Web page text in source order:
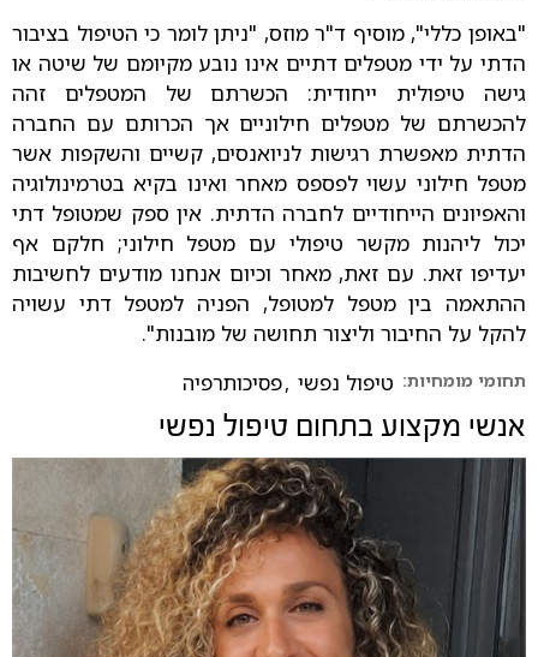
"באופן כללי", מוסיף ד"ר מוזס, "ניתן לומר כי הטיפול בציבור
הדתי על ידי מטפלים דתיים אינו נובע מקיומם של שיטה או
גישה טיפולית ייחודית: הכשרתם של המטפלים זהה
להכשרתם של מטפלים חילוניים אך הכרותם עם החברה
הדתית מאפשרת רגישות לניואנסים, קשיים והשקפות אשר
מטפל חילוני עשוי לפספס מאחר ואינו בקיא בטרמינולוגיה
והאפיונים הייחודיים לחברה הדתית. אין ספק שמטופל דתי
יכול ליהנות מקשר טיפולי עם מטפל חילוני; חלקם אף
יעדיפו זאת. עם זאת, מאחר וכיום אנחנו מודעים לחשיבות
ההתאמה בין מטפל למטופל, הפניה למטפל דתי עשויה
להקל על החיבור וליצור תחושה של מובנות".
תחומי מומחיות: טיפול נפשי ,פסיכותרפיה
אנשי מקצוע בתחום טיפול נפשי